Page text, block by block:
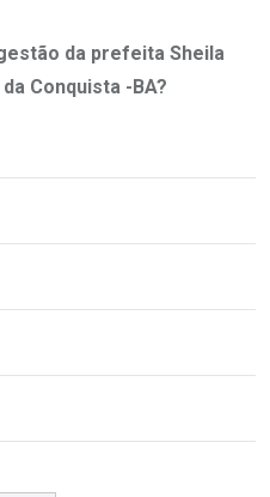
da prefeita Sheila
Conquista -BA?